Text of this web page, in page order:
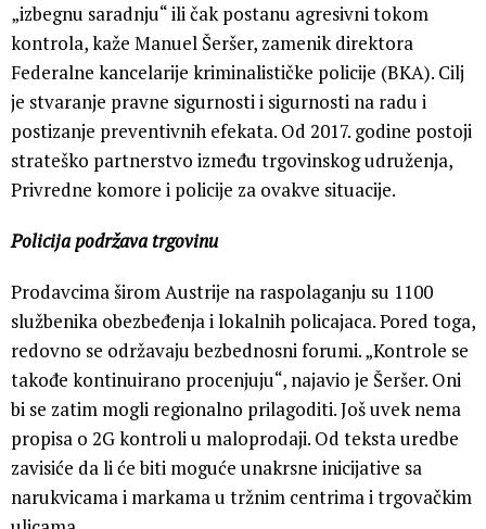
„izbegnu saradnju“ ili čak postanu agresivni tokom
kontrola, kaže Manuel Šeršer, zamenik direktora
Federalne kancelarije kriminalističke policije (BKA). Cilj
je stvaranje pravne sigurnosti i sigurnosti na radu i
postizanje preventivnih efekata. Od 2017. godine postoji
strateško partnerstvo između trgovinskog udruženja,
Privredne komore i policije za ovakve situacije.
Policija podržava trgovinu
Prodavcima širom Austrije na raspolaganju su 1100
službenika obezbeđenja i lokalnih policajaca. Pored toga,
redovno se održavaju bezbednosni forumi. „Kontrole se
takođe kontinuirano procenjuju“, najavio je Šeršer. Oni
bi se zatim mogli regionalno prilagoditi. Još uvek nema
propisa o 2G kontroli u maloprodaji. Od teksta uredbe
zavisiće da li će biti moguće unakrsne inicijative sa
narukvicama i markama u tržnim centrima i trgovačkim